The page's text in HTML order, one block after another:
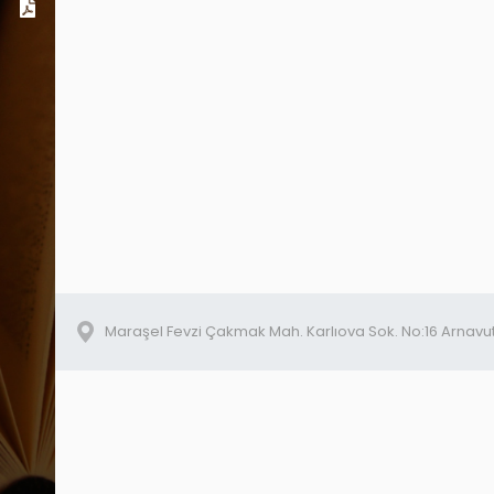
Maraşel Fevzi Çakmak Mah. Karlıova Sok. No:16